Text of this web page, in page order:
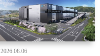
2026.08.06